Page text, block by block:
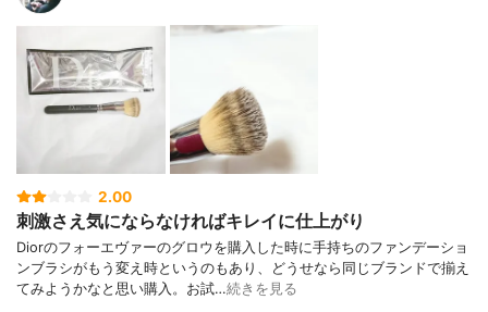
2.00
刺激さえ気にならなければキレイに仕上がり
Diorのフォーエヴァーのグロウを購入した時に手持ちのファンデーショ
ンブラシがもう変え時というのもあり、どうせなら同じブランドで揃え
てみようかなと思い購入。お試…続きを見る